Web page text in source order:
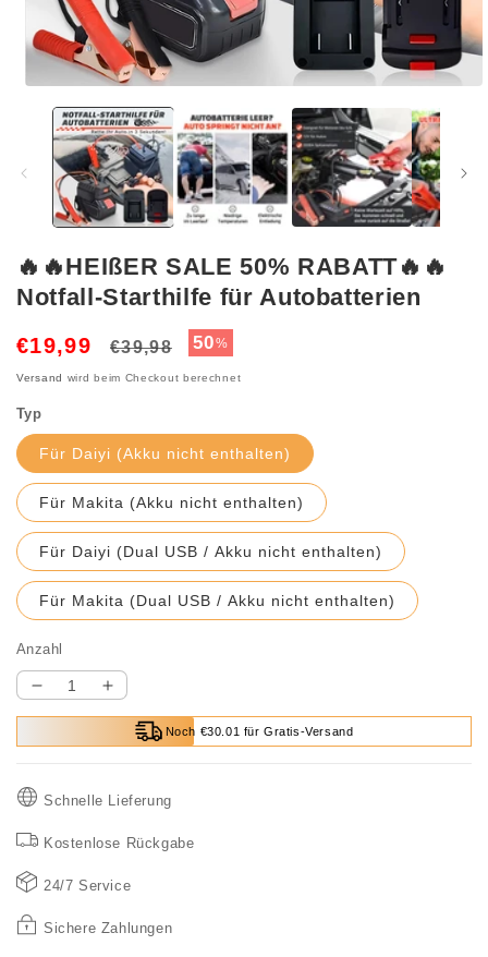
Modal
öffnen
🔥🔥HEIßER SALE 50% RABATT🔥🔥
Notfall-Starthilfe für Autobatterien
€19,99
Normaler
€39,98 Verkaufspreis
50%
Versand wird beim Checkout berechnet
Typ
Für Daiyi (Akku nicht enthalten)
Für Makita (Akku nicht enthalten)
Für Daiyi (Dual USB / Akku nicht enthalten)
Für Makita (Dual USB / Akku nicht enthalten)
Anzahl
Verringere
die
Menge
🔥
🔥
HEIßER
SALE
50%
🔥
Erhöhe
die
Menge
🔥
HEIßER
SALE
50%
🔥
Noch €30.01 für Gratis-Versand
Schnelle Lieferung
Kostenlose Rückgabe
24/7 Service
Sichere Zahlungen